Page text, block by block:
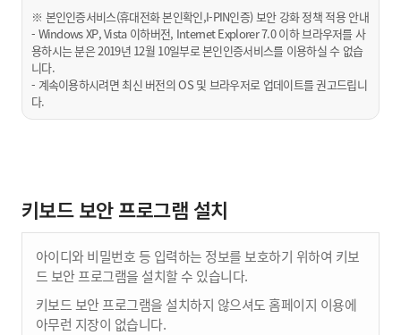
※ 본인인증서비스(휴대전화 본인확인,I-PIN인증) 보안 강화 정책 적용 안내
- Windows XP, Vista 이하버전, Internet Explorer 7.0 이하 브라우저를 사
용하시는 분은 2019년 12월 10일부로 본인인증서비스를 이용하실 수 없습
니다.
- 계속이용하시려면 최신 버전의 OS 및 브라우저로 업데이트를 권고드립니
다.
키보드 보안 프로그램 설치
아이디와 비밀번호 등 입력하는 정보를 보호하기 위하여 키보
드 보안 프로그램을 설치할 수 있습니다.
키보드 보안 프로그램을 설치하지 않으셔도 홈페이지 이용에
아무런 지장이 없습니다.